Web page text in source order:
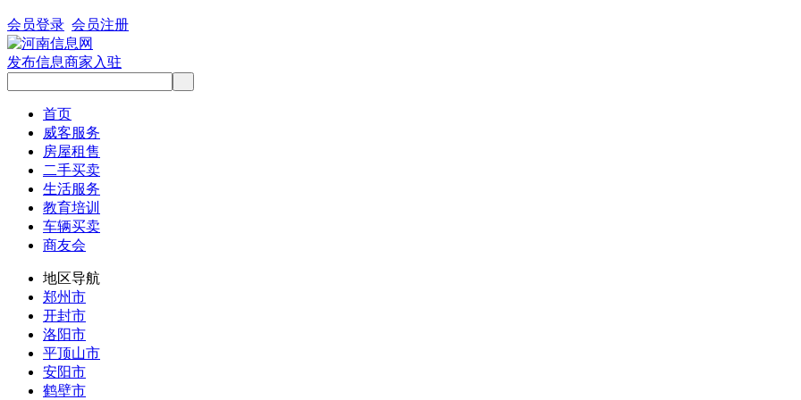
会员登录 会员注册
发布信息商家入驻
首页
威客服务
房屋租售
二手买卖
生活服务
教育培训
车辆买卖
商友会
地区导航
郑州市
开封市
洛阳市
平顶山市
安阳市
鹤壁市